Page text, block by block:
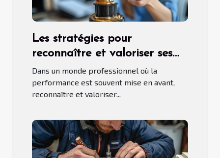
Les stratégies pour
reconnaître et valoriser ses
propres succès professionnels
Dans un monde professionnel où la
performance est souvent mise en avant,
reconnaître et valoriser...